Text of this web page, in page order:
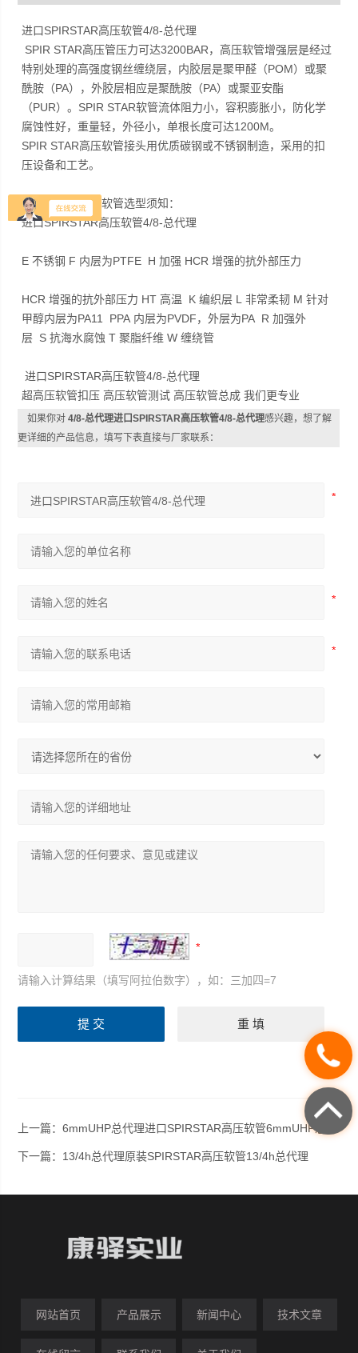
进口SPIRSTAR高压软管4/8-总代理
SPIR STAR高压管压力可达3200BAR，高压软管增强层是经过
特别处理的高强度钢丝缠绕层，内胶层是聚甲醛（POM）或聚
酰胺（PA），外胶层相应是聚酰胺（PA）或聚亚安酯
（PUR）。SPIR STAR软管流体阻力小，容积膨胀小，防化学
腐蚀性好，重量轻，外径小，单根长度可达1200M。
SPIR STAR高压软管接头用优质碳钢或不锈钢制造，采用的扣
压设备和工艺。
SPIR STAR高压软管选型须知：
进口SPIRSTAR高压软管4/8-总代理
E 不锈钢 F 内层为PTFE H 加强 HCR 增强的抗外部压力
HCR 增强的抗外部压力 HT 高温 K 编织层 L 非常柔韧 M 针对
甲醇内层为PA11 PPA 内层为PVDF，外层为PA R 加强外
层 S 抗海水腐蚀 T 聚脂纤维 W 缠绕管
进口SPIRSTAR高压软管4/8-总代理
超高压软管扣压 高压软管测试 高压软管总成 我们更专业
如果你对4/8-总代理进口SPIRSTAR高压软管4/8-总代理感兴趣，想了解
更详细的产品信息，填写下表直接与厂家联系：
请输入计算结果（填写阿拉伯数字），如：三加四=7
上一篇：6mmUHP总代理进口SPIRSTAR高压软管6mmUHP总代理
下一篇： 13/4h总代理原装SPIRSTAR高压软管13/4h总代理
网站首页 产品展示 新闻中心 技术文章